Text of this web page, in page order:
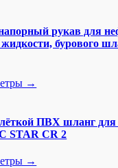
рукав для
бурового
→
ПВХ шланг
STAR CR 2
→